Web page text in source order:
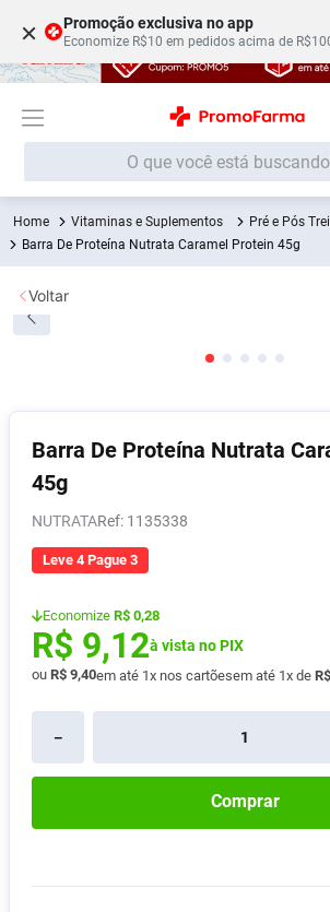
× Promoção exclusiva no app
Economize R$10 em pedidos acima de
O que você está buscando?
Vitaminas e Suplementos Pré e Pós
Barra De Proteína Nutrata Caramel Protein 45g
Barra De Proteína Nutrata
45g
NUTRATA : 1135338
Leve 4 Pague 3
Economize R$ 0,28
R$ 9,12à vista no PIX
ou R$ 9,40em até 1x nos cartõesem até 1x de R$
－
Comprar
Voltar
Termos mais buscados
1º Fralda
2
5º Fralda G
6º Desodorante
7
8º Absorvente
9º Pampers Confort Sec